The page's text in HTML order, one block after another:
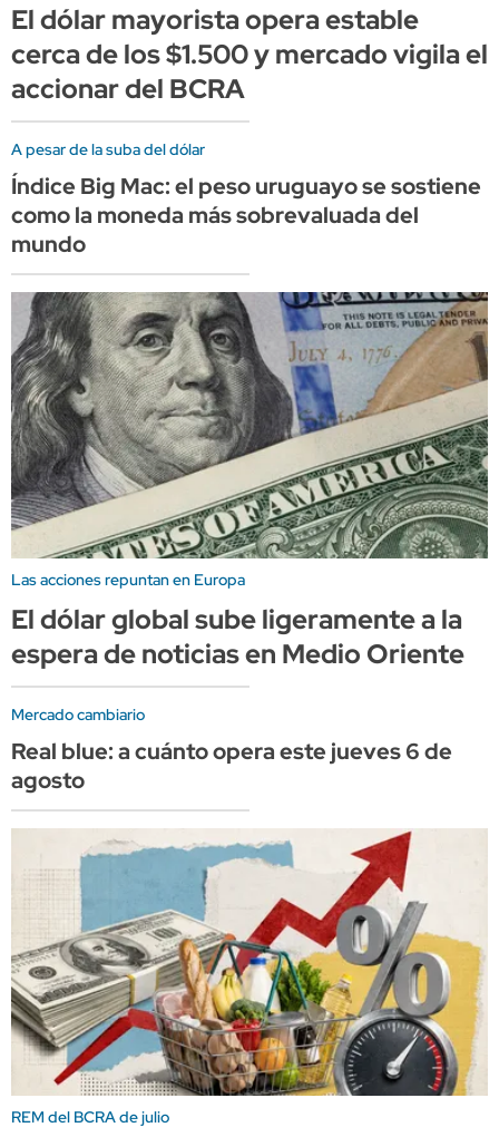
El dólar mayorista opera estable
cerca de los $1.500 y mercado vigila el
accionar del BCRA
A pesar de la suba del dólar
Índice Big Mac: el peso uruguayo se sostiene
como la moneda más sobrevaluada del
mundo
Las acciones repuntan en Europa
El dólar global sube ligeramente a la
espera de noticias en Medio Oriente
Mercado cambiario
Real blue: a cuánto opera este jueves 6 de
agosto
REM del BCRA de julio